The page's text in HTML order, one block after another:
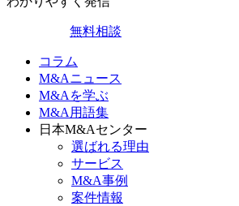
無料相談
コラム
M&Aニュース
M&Aを学ぶ
M&A用語集
日本M&Aセンター
選ばれる理由
サービス
M&A事例
案件情報